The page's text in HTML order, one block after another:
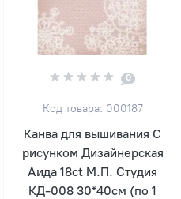
0
Код товара: 000187
Канва для вышивания С
рисунком Дизайнерская
Аида 18ct М.П. Студия
КД-008 30*40см (по 1